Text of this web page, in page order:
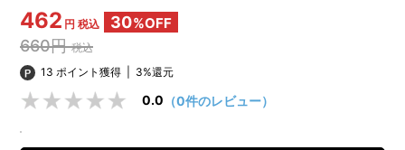
462 円 税込 30%OFF
660円税込
13 ポイント獲得
3%還元
0.0 （0件のレビュー）